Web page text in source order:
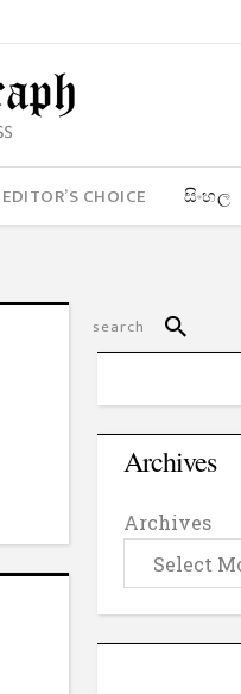
EDITOR’S CHOICE සිංහල
Archives
Archives